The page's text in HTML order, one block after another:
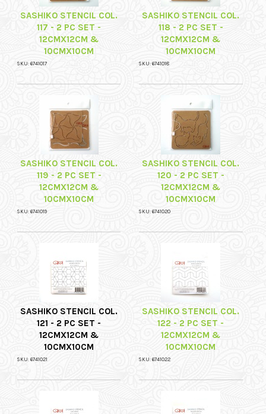
SASHIKO STENCIL COL.
117 - 2 PC SET -
12CMX12CM &
10CMX10CM
SKU: 6741017
SASHIKO STENCIL COL.
118 - 2 PC SET -
12CMX12CM &
10CMX10CM
SKU: 6741018
SASHIKO STENCIL COL.
119 - 2 PC SET -
12CMX12CM &
10CMX10CM
SKU: 6741019
SASHIKO STENCIL COL.
120 - 2 PC SET -
12CMX12CM &
10CMX10CM
SKU: 6741020
SASHIKO STENCIL COL.
121 - 2 PC SET -
12CMX12CM &
10CMX10CM
SKU: 6741021
SASHIKO STENCIL COL.
122 - 2 PC SET -
12CMX12CM &
10CMX10CM
SKU: 6741022